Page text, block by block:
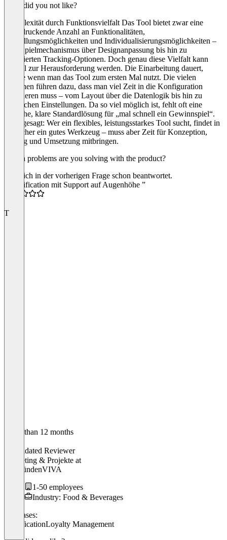
What did you not like?
Komplexität durch Funktionsvielfalt Das Tool bietet zwar eine
beeindruckende Anzahl an Funktionalitäten,
Einstellungsmöglichkeiten und Individualisierungsmöglichkeiten –
vom Spielmechanismus über Designanpassung bis hin zu
detaillierten Tracking-Optionen. Doch genau diese Vielfalt kann
schnell zur Herausforderung werden. Die Einarbeitung dauert,
gerade wenn man das Tool zum ersten Mal nutzt. Die vielen
Optionen führen dazu, dass man viel Zeit in die Konfiguration
investieren muss – vom Layout über die Datenlogik bis hin zu
rechtlichen Einstellungen. Da so viel möglich ist, fehlt oft eine
einfache, klare Standardlösung für „mal schnell ein Gewinnspiel“.
Kurz gesagt: Wer ein flexibles, leistungsstarkes Tool sucht, findet in
srcratcher ein gutes Werkzeug – muss aber Zeit für Konzeption,
Testing und Umsetzung mitbringen.
Which problems are you solving with the product?
Habe ich in der vorherigen Frage schon beantwortet.
“Gamification mit Support auf Augenhöhe ”
T
Older than 12 months
Validated Reviewer
Marketing & Projekte at
graubündenVIVA
1-50 employees
Industry: Food & Beverages
Use cases:
GamificationLoyalty Management